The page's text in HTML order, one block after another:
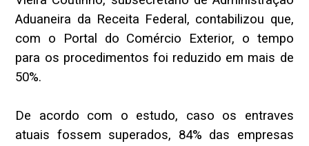
Aduaneira da Receita Federal, contabilizou que,
com o Portal do Comércio Exterior, o tempo
para os procedimentos foi reduzido em mais de
50%.
De acordo com o estudo, caso os entraves
atuais fossem superados, 84% das empresas